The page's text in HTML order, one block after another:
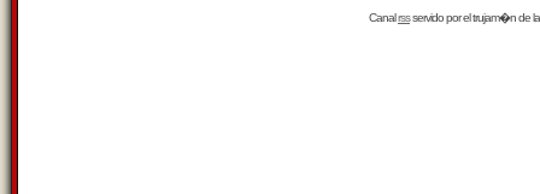
Canalrssservido por eltrujam�nde